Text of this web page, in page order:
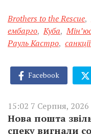
Brothers to the Rescue,
ембарго, Куба,
Рауль Кастро, санкції
Facebook
15:02 7 Серпня, 2026
Нова пошта
спеку вигнали